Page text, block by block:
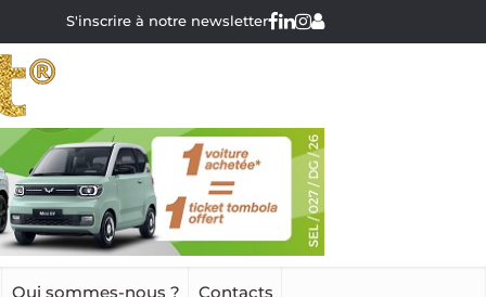
S'inscrire à notre newsletter
Qui sommes-nous ? Contacts